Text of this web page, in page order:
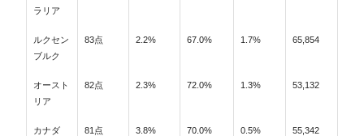
ラリア
ルクセン
ブルク
83点 2.2% 67.0% 1.7% 65,854
オースト
リア
82点 2.3% 72.0% 1.3% 53,132
カナダ 81点 3.8% 70.0% 0.5% 55,342